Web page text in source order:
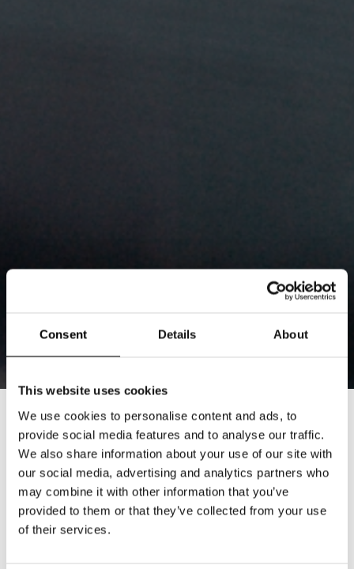
Consent Details About
This website uses cookies
We use cookies to personalise content and ads, to
provide social media features and to analyse our traffic.
We also share information about your use of our site with
our social media, advertising and analytics partners who
may combine it with other information that you’ve
provided to them or that they’ve collected from your use
of their services.
MÅNADENS BUTIK JULI: LYCKLIGA
JAG
2025-06-26
Månadens butik: Lyckliga Jag